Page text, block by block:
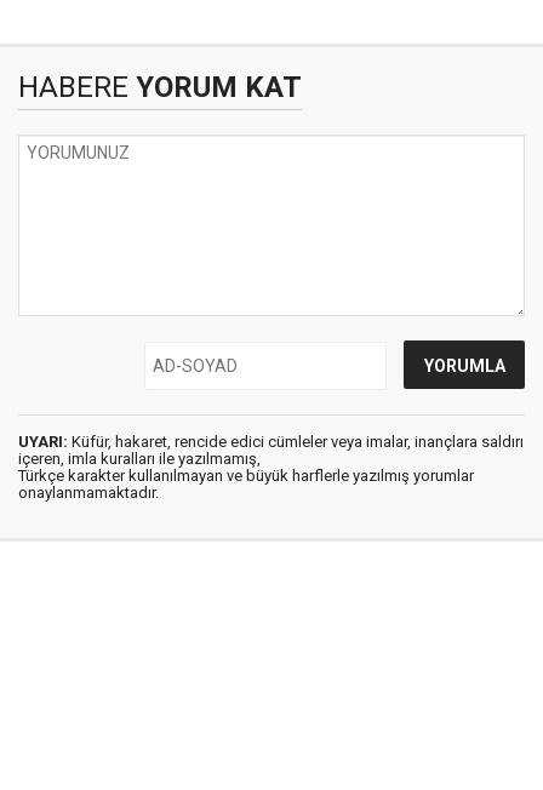
HABERE YORUM KAT
UYARI: Küfür, hakaret, rencide edici cümleler veya imalar, inançlara saldırı
içeren, imla kuralları ile yazılmamış,
Türkçe karakter kullanılmayan ve büyük harflerle yazılmış yorumlar
onaylanmamaktadır.